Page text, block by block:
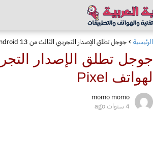
الرئيسية جوجل تطلق الإصدار التجريبي الثالث من Android 13 مع بعض الميزات الجديدة لهواتف Pixel
لهواتف Pixel
momo momo
4 سنوات ago